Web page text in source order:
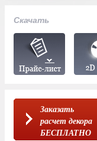
Скачать
Заказать
расчет декора
БЕСПЛАТНО